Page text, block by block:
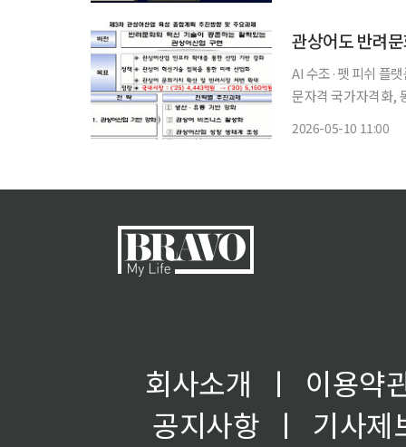
관상어도 반려
AI 수조·펫 피쉬 플
문자격 국가자격화, 동물복지 기준도 마련
2026-05-10 11:00
회사소개 ㅣ
이용약
공지사항
ㅣ
기사제